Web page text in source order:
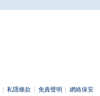
私隱條款 免責聲明 網絡保安